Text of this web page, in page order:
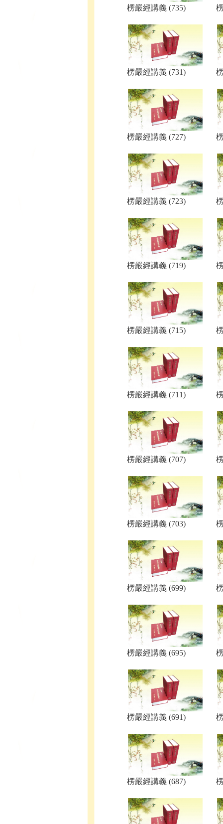
楞嚴經講義 (735)
楞嚴經講義 (731)
楞嚴經講義 (727)
楞嚴經講義 (723)
楞嚴經講義 (719)
楞嚴經講義 (715)
楞嚴經講義 (711)
楞嚴經講義 (707)
楞嚴經講義 (703)
楞嚴經講義 (699)
楞嚴經講義 (695)
楞嚴經講義 (691)
楞嚴經講義 (687)